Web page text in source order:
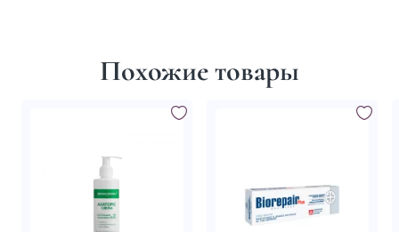
Похожие товары